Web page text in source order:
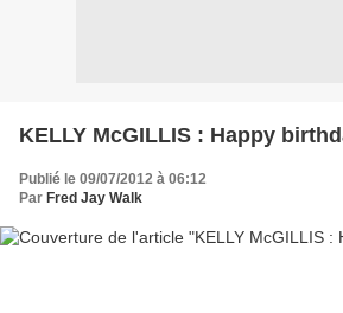
KELLY McGILLIS : Happy
Publié le 09/07/2012 à 06:12
Par Fred Jay Walk